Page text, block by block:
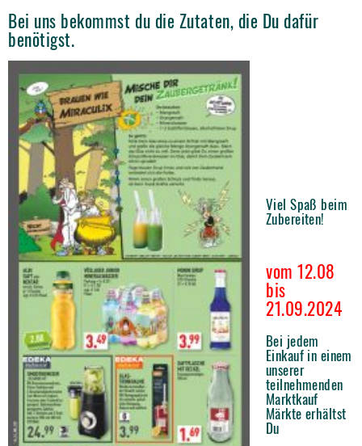
Bei uns bekommst du die Zutaten, die Du dafür
benötigst.
Viel Spaß beim
Zubereiten!
vom 12.08
bis
21.09.2024
Bei jedem
Einkauf in einem
unserer
teilnehmenden
Marktkauf
Märkte erhältst
Du